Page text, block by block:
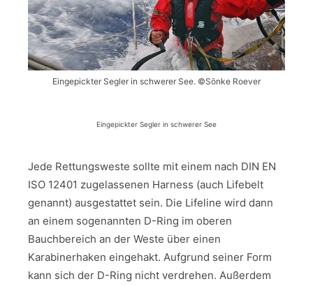
Eingepickter Segler in schwerer See. ©Sönke Roever
Eingepickter Segler in schwerer See
Jede Rettungsweste sollte mit einem nach DIN EN
ISO 12401 zugelassenen Harness (auch Lifebelt
genannt) ausgestattet sein. Die Lifeline wird dann
an einem sogenannten D-Ring im oberen
Bauchbereich an der Weste über einen
Karabinerhaken eingehakt. Aufgrund seiner Form
kann sich der D-Ring nicht verdrehen. Außerdem